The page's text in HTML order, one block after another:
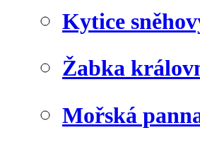
Kytice
Žabka
Mořská